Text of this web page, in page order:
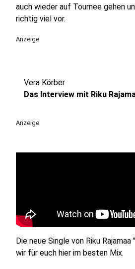
auch wieder auf Tournee gehen
richtig viel vor.
Anzeige
Vera Körber
Das Interview mit Riku
Anzeige
Die neue Single von Riku
wir für euch hier im besten Mix.